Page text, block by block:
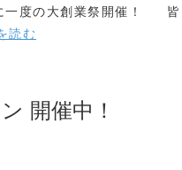
一度の大創業祭開催！ 皆
読む
開催中！